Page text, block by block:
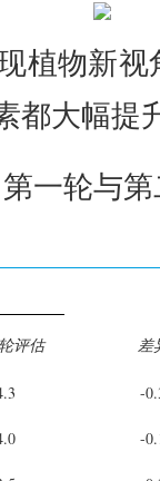
植物新
都大幅提
第一轮与第
评估 差
-
-